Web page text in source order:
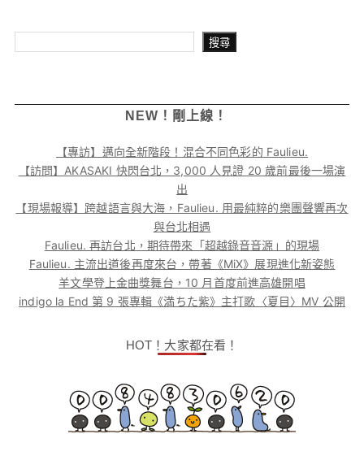
搜尋
NEW！剛上線！
【專訪】邁向全新階段！混合不同色彩的 Faulieu.
【訪問】AKASAKI 快閃台北，3,000 人見證 20 歲前最後一場演
出
【現場報導】跨越語言與大海，Faulieu. 用最純粹的樂團聲響再次
與台北相遇
Faulieu. 再訪台北，期待帶來「超越錄音音源」的現場
Faulieu. 主流出道後再度來台，帶著《MiX》展現進化新姿態
羊文學登上金曲獎舞台，10 月首度前進高雄開唱
indigo la End 第 9 張專輯《満ちた紫》主打歌〈夏目〉MV 公開
HOT！大家都在看！